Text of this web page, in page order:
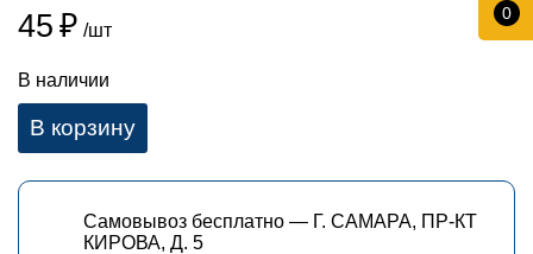
0
45 ₽ /шт
В наличии
В корзину
Самовывоз бесплатно — Г. САМАРА, ПР-КТ
КИРОВА, Д. 5